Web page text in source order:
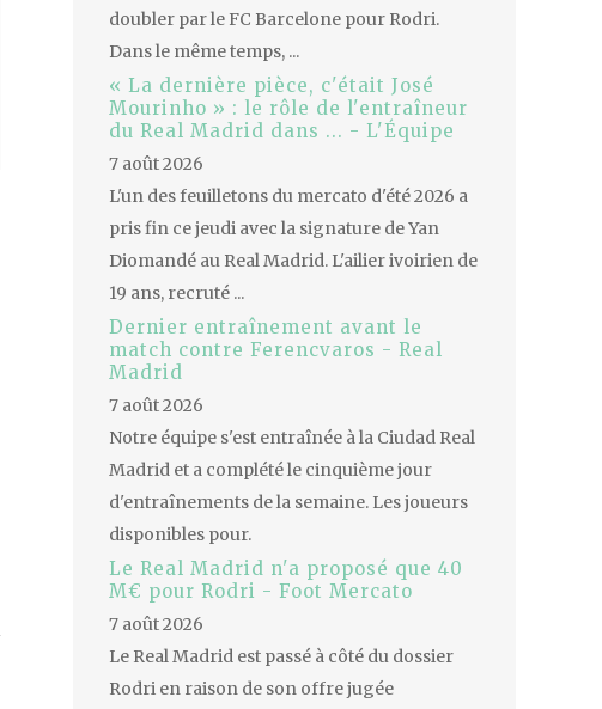
doubler par le FC Barcelone pour Rodri.
Dans le même temps, ...
« La dernière pièce, c'était José
Mourinho » : le rôle de l'entraîneur
du Real Madrid dans ... - L'Équipe
7 août 2026
L'un des feuilletons du mercato d'été 2026 a
pris fin ce jeudi avec la signature de Yan
Diomandé au Real Madrid. L'ailier ivoirien de
19 ans, recruté ...
Dernier entraînement avant le
match contre Ferencvaros - Real
Madrid
7 août 2026
Notre équipe s'est entraînée à la Ciudad Real
Madrid et a complété le cinquième jour
d'entraînements de la semaine. Les joueurs
disponibles pour.
Le Real Madrid n'a proposé que 40
M€ pour Rodri - Foot Mercato
7 août 2026
Le Real Madrid est passé à côté du dossier
Rodri en raison de son offre jugée